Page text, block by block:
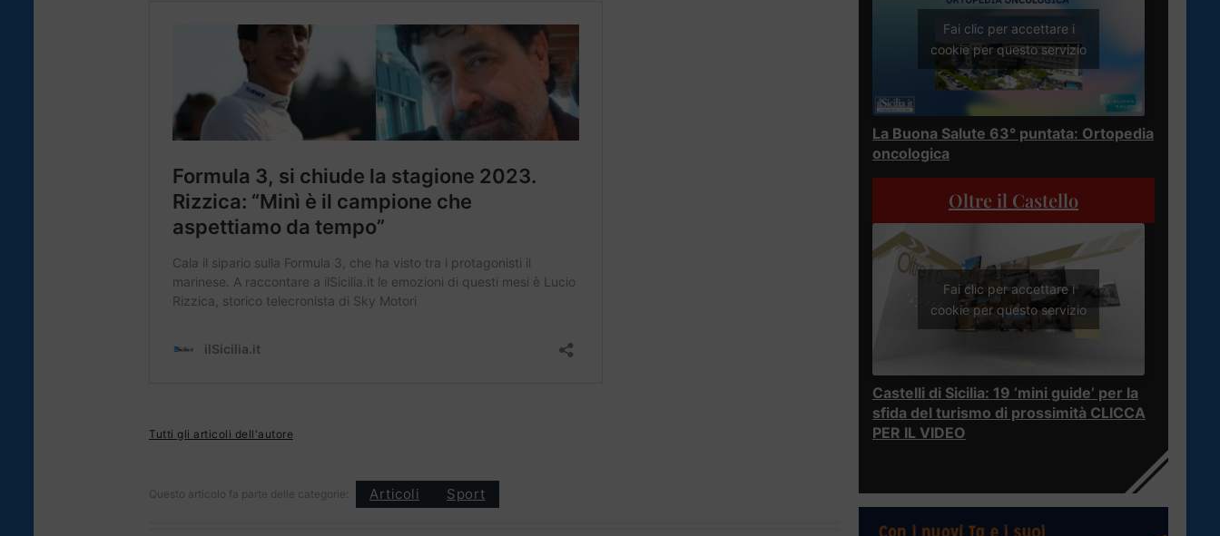
Tutti gli articoli dell'autore
Questo articolo fa parte delle categorie: Articoli Sport
Fai clic per accettare i
cookie per questo servizio
La Buona Salute 63° puntata: Ortopedia
oncologica
Oltre il Castello
Fai clic per accettare i
cookie per questo servizio
Castelli di Sicilia: 19 ‘mini guide’ per la
sfida del turismo di prossimità CLICCA
PER IL VIDEO